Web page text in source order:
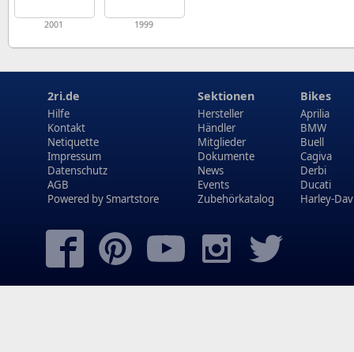
2001 1999
2ri.de
Hilfe
Kontakt
Netiquette
Impressum
Datenschutz
AGB
Powered bySmartstore
Sektionen
Hersteller
Händler
Mitglieder
Dokumente
News
Events
Zubehörkatalog
Bikes
Aprilia
BMW
Buell
Cagiva
Derbi
Ducati
Harley-